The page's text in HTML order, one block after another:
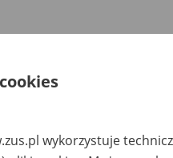
uwagi można przesyłać
Ukryj wszystkie pozycje bazy
wykorzystuje